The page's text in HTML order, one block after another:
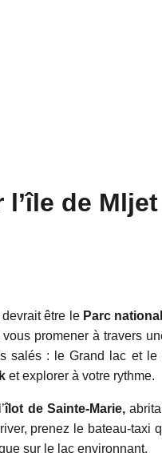
l’île de Mljet
être leParc
promener à travers
salés : le Grand lac et
et explorer à votre rythme.
îlot de Sainte-Marie,
prenez le bateau-taxi
sur le lac environnant.